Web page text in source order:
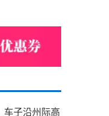
车子沿州际高